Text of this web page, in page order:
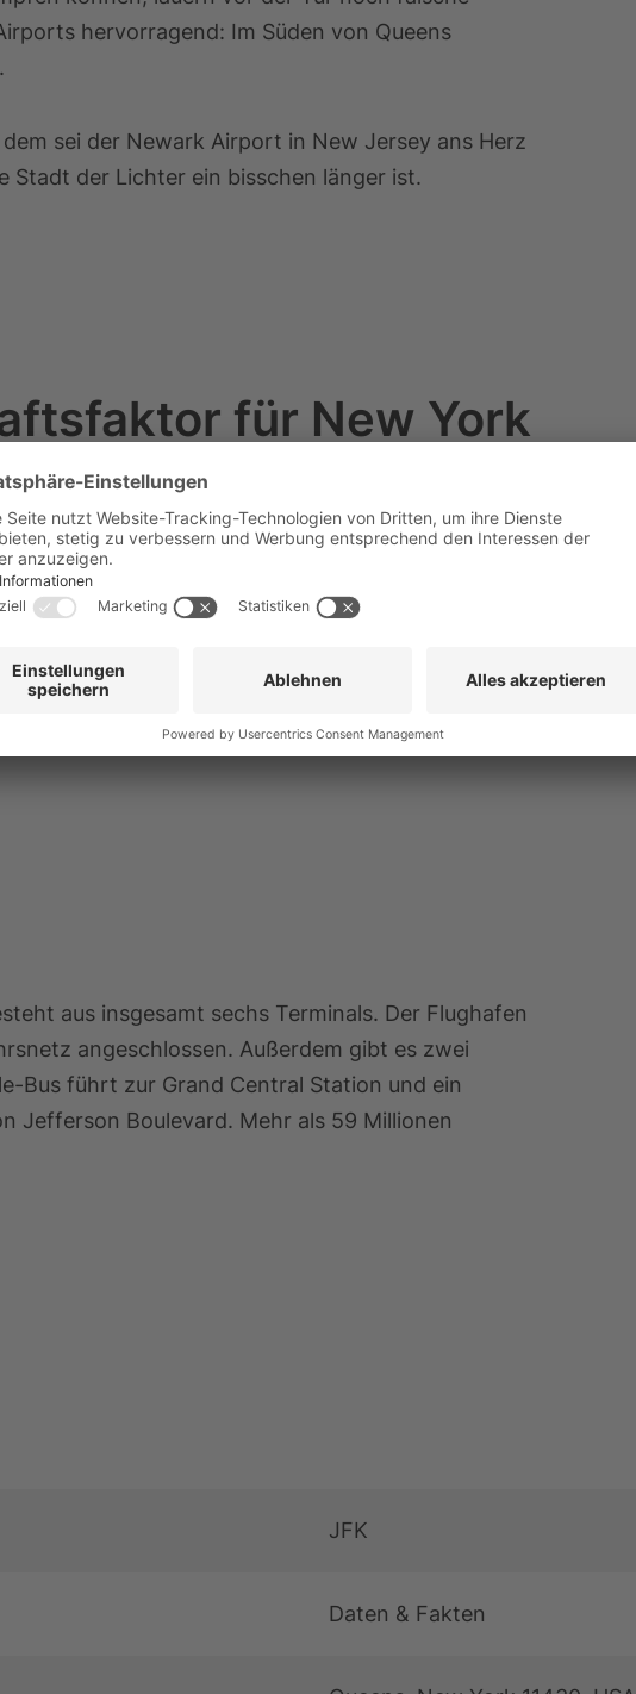
hervorragend: Im Süden von Queens
sei der Newark Airport in New Jersey ans Herz
Stadt der Lichter ein bisschen länger ist.
für New York
ist einer der wichtigsten Wirtschaftsfaktoren
trägt etwa 45,7 Milliarden US-Dollar zur
sind direkt oder indirekt vom Flughafen
aus insgesamt sechs Terminals. Der Flughafen
angeschlossen. Außerdem gibt es zwei
Bus führt zur Grand Central Station und ein
Jefferson Boulevard. Mehr als 59 Millionen
JFK
Daten & Fakten